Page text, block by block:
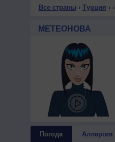
Все страны › Турция › ›
МЕТЕОНОВА
Погода Аллергия